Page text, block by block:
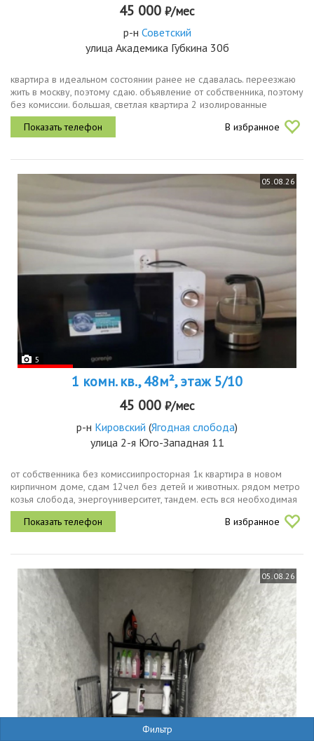
Фильтр
45 000 ₽/мес
р-н Советский
улица Академика Губкина 30б
квартира в идеальном состоянии ранее не сдавалась. переезжаю
жить в москву, поэтому сдаю. объявление от собственника, поэтому
без комиссии. большая, светлая квартира 2 изолированные
комнаты, большая кухня, 2 утепленных больших балкона. 3
телевизора...
В избранное
05.08.26
5
1 комн. кв., 48м², этаж 5/10
45 000 ₽/мес
р-н Кировский (Ягодная слобода)
улица 2-я Юго-Западная 11
от собственника без комиссиипросторная 1к квартира в новом
кирпичном доме, сдам 12чел без детей и животных. рядом метро
козья слобода, энергоуниверситет, тандем. есть вся необходимая
мебель и техника. 45тыс квартплата.
В избранное
05.08.26